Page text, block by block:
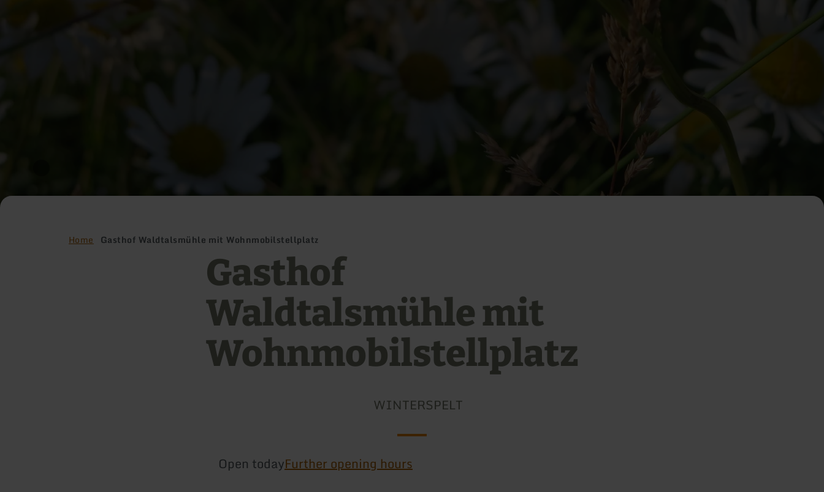
Home Gasthof Waldtalsmühle mit Wohnmobilstellplatz
Gasthof
Waldtalsmühle mit
Wohnmobilstellplatz
WINTERSPELT
Open todayFurther opening hours